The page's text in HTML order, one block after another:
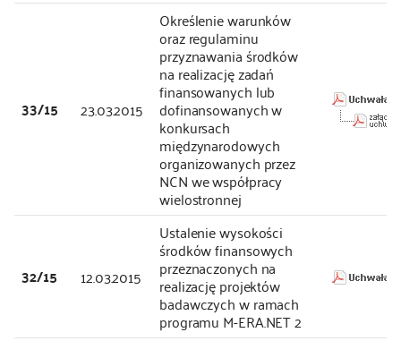
33/15 23.03.2015
Określenie warunków
oraz regulaminu
przyznawania środków
na realizację zadań
finansowanych lub
dofinansowanych w
konkursach
międzynarodowych
organizowanych przez
NCN we współpracy
wielostronnej
32/15 12.03.2015
Ustalenie wysokości
środków finansowych
przeznaczonych na
realizację projektów
badawczych w ramach
programu M-ERA.NET 2